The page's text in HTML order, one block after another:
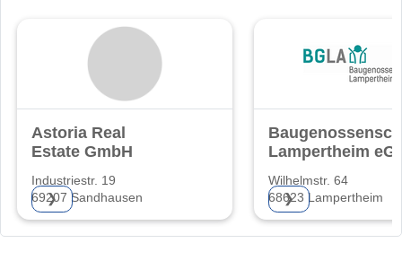
Astoria Real
Estate GmbH
Industriestr. 19
69207 Sandhausen
❯
Lampertheim eG
Wilhelmstr. 64
68623 Lampertheim
❯